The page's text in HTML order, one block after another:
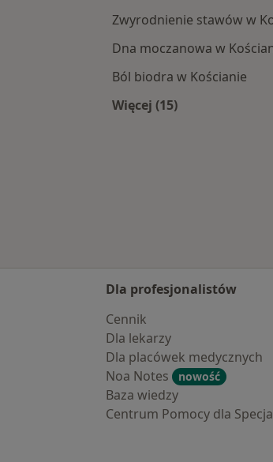
Zwyrodnienie stawów w
Dna moczanowa w
Ból biodra w Kościanie
Więcej (15)
Dla profesjonalistów
Cennik
Dla lekarzy
Dla placówek medycznych
Noa Notes
nowość
Baza wiedzy
Centrum Pomocy dla